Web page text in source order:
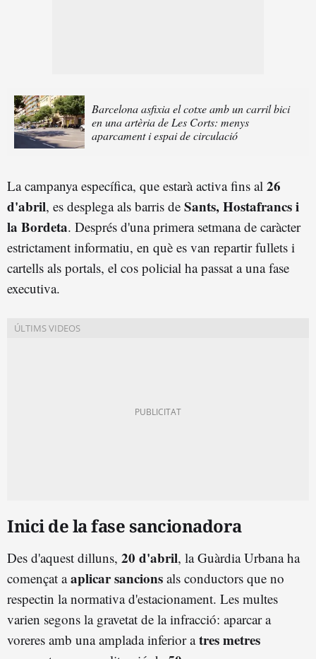
Barcelona asfixia el cotxe amb un carril bici
en una artèria de Les Corts: menys
aparcament i espai de circulació
La campanya específica, que estarà activa fins al 26
d'abril, es desplega als barris de Sants, Hostafrancs i
la Bordeta. Després d'una primera setmana de caràcter
estrictament informatiu, en què es van repartir fullets i
cartells als portals, el cos policial ha passat a una fase
executiva.
Inici de la fase sancionadora
Des d'aquest dilluns, 20 d'abril, la Guàrdia Urbana ha
començat aaplicar sancions als conductors que no
respectin la normativa d'estacionament. Les multes
varien segons la gravetat de la infracció: aparcar a
voreres amb una amplada inferior atres metres